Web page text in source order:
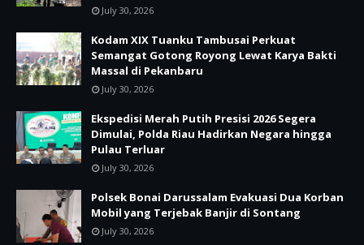
July 30, 2026
Kodam XIX Tuanku Tambusai Perkuat
Semangat Gotong Royong Lewat Karya Bakti
Massal di Pekanbaru
July 30, 2026
Ekspedisi Merah Putih Presisi 2026 Segera
Dimulai, Polda Riau Hadirkan Negara hingga
Pulau Terluar
July 30, 2026
Polsek Bonai Darussalam Evakuasi Dua Korban
Mobil yang Terjebak Banjir di Sontang
July 30, 2026